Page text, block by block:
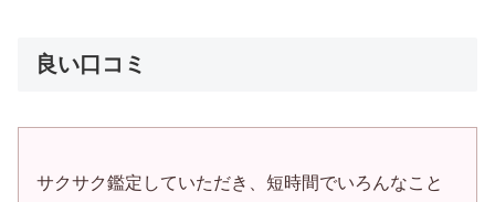
良い口コミ
サクサク鑑定していただき、短時間でいろんなこと